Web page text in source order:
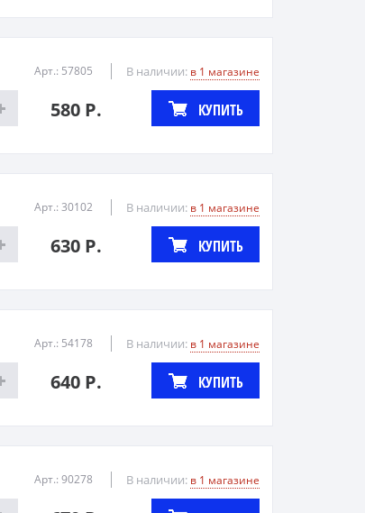
Арт.: 57805 В наличии: в 1 магазине
580 Р. КУПИТЬ
Арт.: 30102 В наличии: в 1 магазине
630 Р. КУПИТЬ
Арт.: 54178 В наличии: в 1 магазине
640 Р. КУПИТЬ
Арт.: 90278 В наличии: в 1 магазине